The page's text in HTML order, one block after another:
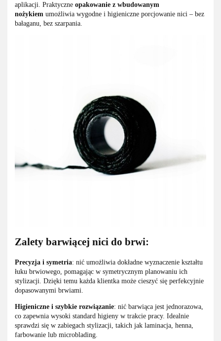
aplikacji. Praktyczne opakowanie z wbudowanym
nożykiem umożliwia wygodne i higieniczne porcjowanie nici – bez
bałaganu, bez szarpania.
Zalety barwiącej nici do brwi:
Precyzja i symetria: nić umożliwia dokładne wyznaczenie kształtu
łuku brwiowego, pomagając w symetrycznym planowaniu ich
stylizacji. Dzięki temu każda klientka może cieszyć się perfekcyjnie
dopasowanymi brwiami.
Higieniczne i szybkie rozwiązanie: nić barwiąca jest jednorazowa,
co zapewnia wysoki standard higieny w trakcie pracy. Idealnie
sprawdzi się w zabiegach stylizacji, takich jak laminacja, henna,
farbowanie lub microblading.